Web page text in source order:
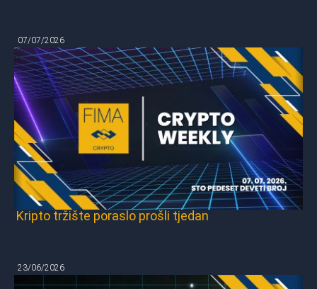
07/07/2026
Kripto tržište poraslo prošli tjedan
23/06/2026